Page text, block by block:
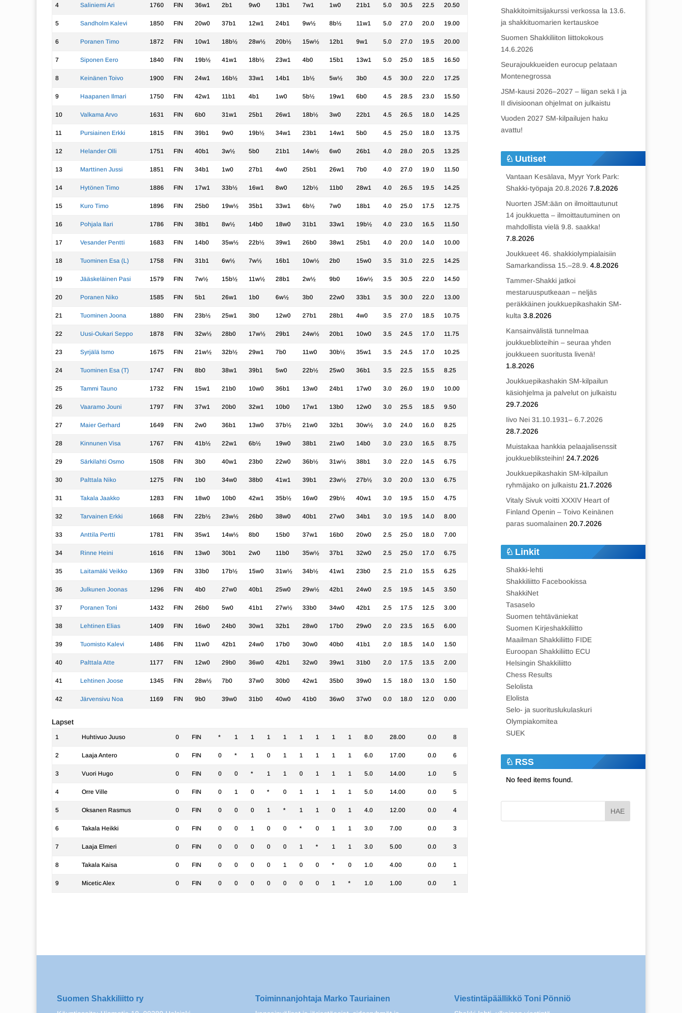
4 Saliniemi Ari 1760 FIN 36w1 2b1 9w0 13b1 7w1 1w0 21b1 5.0 30.5 22.5 20.50
5 Sandholm Kalevi 1850 FIN 20w0 37b1 12w1 24b1 9w½ 8b½ 11w1 5.0 27.0 20.0 19.00
6 Poranen Timo 1872 FIN 10w1 18b½ 28w½ 20b½ 15w½ 12b1 9w1 5.0 27.0 19.5 20.00
7 Siponen Eero 1840 FIN 19b½ 41w1 18b½ 23w1 4b0 15b1 13w1 5.0 25.0 18.5 16.50
8 Keinänen Toivo 1900 FIN 24w1 16b½ 33w1 14b1 1b½ 5w½ 3b0 4.5 30.0 22.0 17.25
9 Haapanen Ilmari 1750 FIN 42w1 11b1 4b1 1w0 5b½ 19w1 6b0 4.5 28.5 23.0 15.50
10 Valkama Arvo 1631 FIN 6b0 31w1 25b1 26w1 18b½ 3w0 22b1 4.5 26.5 18.0 14.25
11 Pursiainen Erkki 1815 FIN 39b1 9w0 19b½ 34w1 23b1 14w1 5b0 4.5 25.0 18.0 13.75
12 Helander Olli 1751 FIN 40b1 3w½ 5b0 21b1 14w½ 6w0 26b1 4.0 28.0 20.5 13.25
13 Marttinen Jussi 1851 FIN 34b1 1w0 27b1 4w0 25b1 26w1 7b0 4.0 27.0 19.0 11.50
14 Hytönen Timo 1886 FIN 17w1 33b½ 16w1 8w0 12b½ 11b0 28w1 4.0 26.5 19.5 14.25
15 Kuro Timo 1896 FIN 25b0 19w½ 35b1 33w1 6b½ 7w0 18b1 4.0 25.0 17.5 12.75
16 Pohjala Ilari 1786 FIN 38b1 8w½ 14b0 18w0 31b1 33w1 19b½ 4.0 23.0 16.5 11.50
17 Vesander Pentti 1683 FIN 14b0 35w½ 22b½ 39w1 26b0 38w1 25b1 4.0 20.0 14.0 10.00
18 Tuominen Esa (L) 1758 FIN 31b1 6w½ 7w½ 16b1 10w½ 2b0 15w0 3.5 31.0 22.5 14.25
19 Jääskeläinen Pasi 1579 FIN 7w½ 15b½ 11w½ 28b1 2w½ 9b0 16w½ 3.5 30.5 22.0 14.50
20 Poranen Niko 1585 FIN 5b1 26w1 1b0 6w½ 3b0 22w0 33b1 3.5 30.0 22.0 13.00
21 Tuominen Joona 1880 FIN 23b½ 25w1 3b0 12w0 27b1 28b1 4w0 3.5 27.0 18.5 10.75
22 Uusi-Oukari Seppo 1878 FIN 32w½ 28b0 17w½ 29b1 24w½ 20b1 10w0 3.5 24.5 17.0 11.75
23 Syrjälä Ismo 1675 FIN 21w½ 32b½ 29w1 7b0 11w0 30b½ 35w1 3.5 24.5 17.0 10.25
24 Tuominen Esa (T) 1747 FIN 8b0 38w1 39b1 5w0 22b½ 25w0 36b1 3.5 22.5 15.5 8.25
25 Tammi Tauno 1732 FIN 15w1 21b0 10w0 36b1 13w0 24b1 17w0 3.0 26.0 19.0 10.00
26 Vaaramo Jouni 1797 FIN 37w1 20b0 32w1 10b0 17w1 13b0 12w0 3.0 25.5 18.5 9.50
27 Maier Gerhard 1649 FIN 2w0 36b1 13w0 37b½ 21w0 32b1 30w½ 3.0 24.0 16.0 8.25
28 Kinnunen Visa 1767 FIN 41b½ 22w1 6b½ 19w0 38b1 21w0 14b0 3.0 23.0 16.5 8.75
29 Särkilahti Osmo 1508 FIN 3b0 40w1 23b0 22w0 36b½ 31w½ 38b1 3.0 22.0 14.5 6.75
30 Palttala Niko 1275 FIN 1b0 34w0 38b0 41w1 39b1 23w½ 27b½ 3.0 20.0 13.0 6.75
31 Takala Jaakko 1283 FIN 18w0 10b0 42w1 35b½ 16w0 29b½ 40w1 3.0 19.5 15.0 4.75
32 Tarvainen Erkki 1668 FIN 22b½ 23w½ 26b0 38w0 40b1 27w0 34b1 3.0 19.5 14.0 8.00
33 Anttila Pertti 1781 FIN 35w1 14w½ 8b0 15b0 37w1 16b0 20w0 2.5 25.0 18.0 7.00
34 Rinne Heini 1616 FIN 13w0 30b1 2w0 11b0 35w½ 37b1 32w0 2.5 25.0 17.0 6.75
35 Laitamäki Veikko 1369 FIN 33b0 17b½ 15w0 31w½ 34b½ 41w1 23b0 2.5 21.0 15.5 6.25
36 Julkunen Joonas 1296 FIN 4b0 27w0 40b1 25w0 29w½ 42b1 24w0 2.5 19.5 14.5 3.50
37 Poranen Toni 1432 FIN 26b0 5w0 41b1 27w½ 33b0 34w0 42b1 2.5 17.5 12.5 3.00
38 Lehtinen Elias 1409 FIN 16w0 24b0 30w1 32b1 28w0 17b0 29w0 2.0 23.5 16.5 6.00
39 Tuomisto Kalevi 1486 FIN 11w0 42b1 24w0 17b0 30w0 40b0 41b1 2.0 18.5 14.0 1.50
40 Palttala Atte 1177 FIN 12w0 29b0 36w0 42b1 32w0 39w1 31b0 2.0 17.5 13.5 2.00
41 Lehtinen Joose 1345 FIN 28w½ 7b0 37w0 30b0 42w1 35b0 39w0 1.5 18.0 13.0 1.50
42 Järvensivu Noa 1169 FIN 9b0 39w0 31b0 40w0 41b0 36w0 37w0 0.0 18.0 12.0 0.00
Lapset
1 Huhtivuo Juuso 0 FIN * 1 1 1 1 1 1 1 1 8.0 28.00 0.0 8
2 Laaja Antero 0 FIN 0 * 1 0 1 1 1 1 1 6.0 17.00 0.0 6
3 Vuori Hugo 0 FIN 0 0 * 1 1 0 1 1 1 5.0 14.00 1.0 5
4 Orre Ville 0 FIN 0 1 0 * 0 1 1 1 1 5.0 14.00 0.0 5
5 Oksanen Rasmus 0 FIN 0 0 0 1 * 1 1 0 1 4.0 12.00 0.0 4
6 Takala Heikki 0 FIN 0 0 1 0 0 * 0 1 1 3.0 7.00 0.0 3
7 Laaja Elmeri 0 FIN 0 0 0 0 0 1 * 1 1 3.0 5.00 0.0 3
8 Takala Kaisa 0 FIN 0 0 0 0 1 0 0 * 0 1.0 4.00 0.0 1
9 Micetic Alex 0 FIN 0 0 0 0 0 0 0 1 * 1.0 1.00 0.0 1
Shakkitoimitsijakurssi verkossa la 13.6.
ja shakkituomarien kertauskoe
Suomen Shakkiliiton liittokokous
14.6.2026
Seurajoukkueiden eurocup pelataan
Montenegrossa
JSM-kausi 2026–2027 – liigan sekä I ja
II divisioonan ohjelmat on julkaistu
Vuoden 2027 SM-kilpailujen haku
avattu!
Uutiset
Vantaan Kesälava, Myyr York Park:
Shakki-työpaja 20.8.2026 7.8.2026
Nuorten JSM:ään on ilmoittautunut
14 joukkuetta – ilmoittautuminen on
mahdollista vielä 9.8. saakka!
7.8.2026
Joukkueet 46. shakkiolympialaisiin
Samarkandissa 15.–28.9. 4.8.2026
Tammer-Shakki jatkoi
mestaruusputkeaan – neljäs
peräkkäinen joukkuepikashakin SM-
kulta 3.8.2026
Kansainvälistä tunnelmaa
joukkueblixteihin – seuraa yhden
joukkueen suoritusta livenä!
1.8.2026
Joukkuepikashakin SM-kilpailun
käsiohjelma ja palvelut on julkaistu
29.7.2026
Iivo Nei 31.10.1931– 6.7.2026
28.7.2026
Muistakaa hankkia pelaajalisenssit
joukkuebliksteihin! 24.7.2026
Joukkuepikashakin SM-kilpailun
ryhmäjako on julkaistu 21.7.2026
Vitaly Sivuk voitti XXXIV Heart of
Finland Openin – Toivo Keinänen
paras suomalainen 20.7.2026
Linkit
Shakki-lehti
Shakkiliitto Facebookissa
ShakkiNet
Tasaselo
Suomen tehtäväniekat
Suomen Kirjeshakkiliitto
Maailman Shakkiliitto FIDE
Euroopan Shakkiliitto ECU
Helsingin Shakkiliitto
Chess Results
Selolista
Elolista
Selo- ja suorituslukulaskuri
Olympiakomitea
SUEK
RSS
No feed items found.
Suomen Shakkiliitto ry Toiminnanjohtaja Marko Tauriainen Viestintäpäällikkö Toni Pönniö